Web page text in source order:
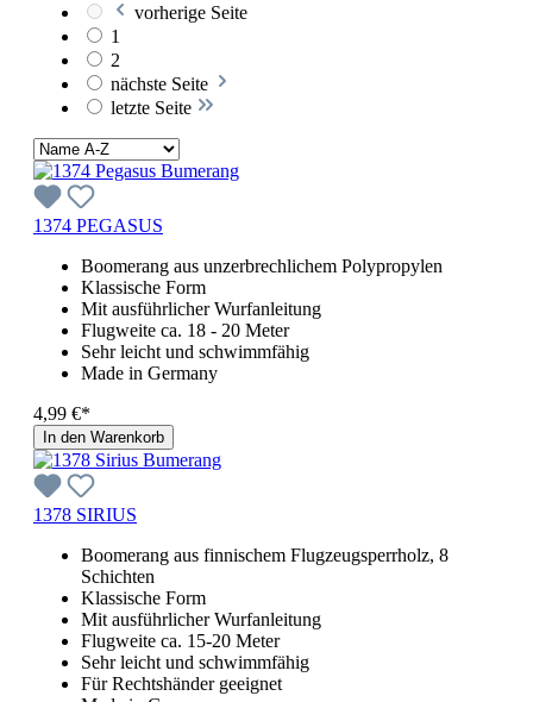
vorherige Seite
1
2
nächste Seite
letzte Seite
1374 PEGASUS
Boomerang aus unzerbrechlichem Polypropylen
Klassische Form
Mit ausführlicher Wurfanleitung
Flugweite ca. 18 - 20 Meter
Sehr leicht und schwimmfähig
Made in Germany
4,99 €*
In den Warenkorb
1378 SIRIUS
Boomerang aus finnischem Flugzeugsperrholz, 8
Schichten
Klassische Form
Mit ausführlicher Wurfanleitung
Flugweite ca. 15-20 Meter
Sehr leicht und schwimmfähig
Für Rechtshänder geeignet